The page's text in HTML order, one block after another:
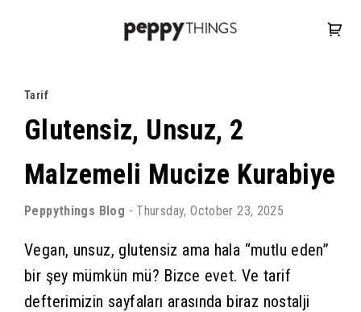
Tarif
Glutensiz, Unsuz, 2
Malzemeli Mucize Kurabiye
Peppythings Blog -Thursday, October 23, 2025
Vegan, unsuz, glutensiz ama hala “mutlu eden”
bir şey mümkün mü? Bizce evet. Ve tarif
defterimizin sayfaları arasında biraz nostalji